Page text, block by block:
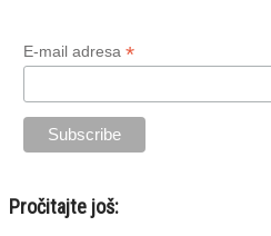
E-mail adresa *
Pročitajte još: